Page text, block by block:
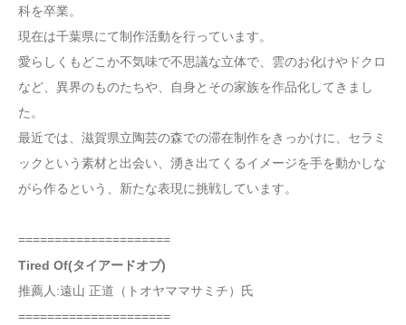
科を卒業。
現在は千葉県にて制作活動を行っています。
愛らしくもどこか不気味で不思議な立体で、雲のお化けやドクロ
など、異界のものたちや、自身とその家族を作品化してきまし
た。
最近では、滋賀県立陶芸の森での滞在制作をきっかけに、セラミ
ックという素材と出会い、湧き出てくるイメージを手を動かしな
がら作るという、新たな表現に挑戦しています。
=====================
Tired Of(タイアードオブ)
推薦人:遠山 正道（トオヤママサミチ）氏
=====================